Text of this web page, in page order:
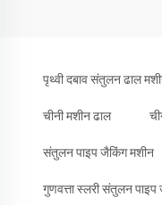
पृथ्वी दबाव संतुलन ढाल
चीनी मशीन ढाल
संतुलन पाइप जैकिंग मशीन
गुणवत्ता स्लरी संतुलन